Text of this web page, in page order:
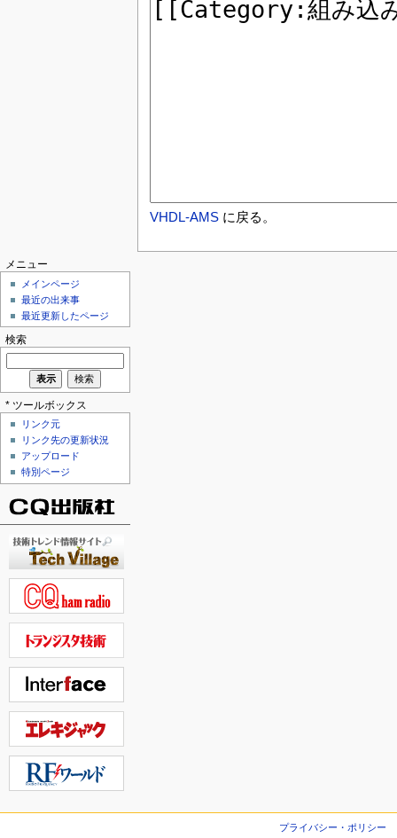
VHDL-AMSに戻る。
メニュー
メインページ
最近の出来事
最近更新したページ
検索
* ツールボックス
リンク元
リンク先の更新状況
アップロード
特別ページ
プライバシー・ポリシー